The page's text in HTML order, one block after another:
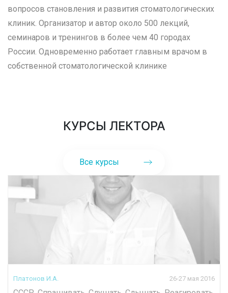
вопросов становления и развития стоматологических
клиник. Организатор и автор около 500 лекций,
семинаров и тренингов в более чем 40 городах
России. Одновременно работает главным врачом в
собственной стоматологической клинике
КУРСЫ ЛЕКТОРА
Все курсы
Платонов И.А. 26-27 мая 2016